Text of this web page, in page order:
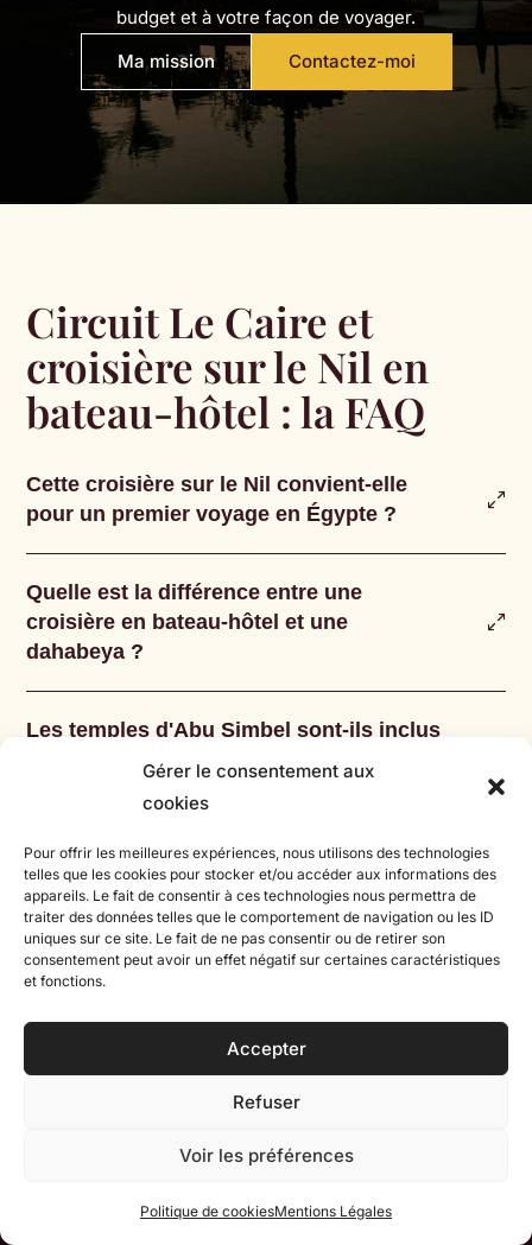
Gérer le consentement aux
cookies
Pour offrir les meilleures expériences, nous utilisons des technologies
telles que les cookies pour stocker et/ou accéder aux informations des
appareils. Le fait de consentir à ces technologies nous permettra de
traiter des données telles que le comportement de navigation ou les ID
uniques sur ce site. Le fait de ne pas consentir ou de retirer son
consentement peut avoir un effet négatif sur certaines caractéristiques
et fonctions.
Accepter
Refuser
Voir les préférences
Politique de cookiesMentions Légales
budget et à votre façon de voyager.
Ma mission
Contactez-moi
Circuit Le Caire et
croisière sur le Nil en
bateau-hôtel : la FAQ
Cette croisière sur le Nil convient-elle
pour un premier voyage en Égypte ?
Quelle est la différence entre une
croisière en bateau-hôtel et une
dahabeya ?
Les temples d'Abu Simbel sont-ils inclus
dans le circuit ?
Quelle est la meilleure période pour faire
une croisière sur le Nil ?
Peut-on personnaliser cet itinéraire ?